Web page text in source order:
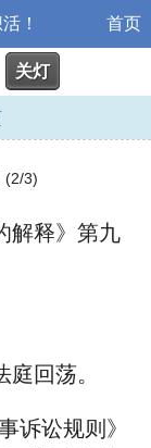
！ 首页
关灯
(2/3)
解释》第九
回荡。
诉讼规则》